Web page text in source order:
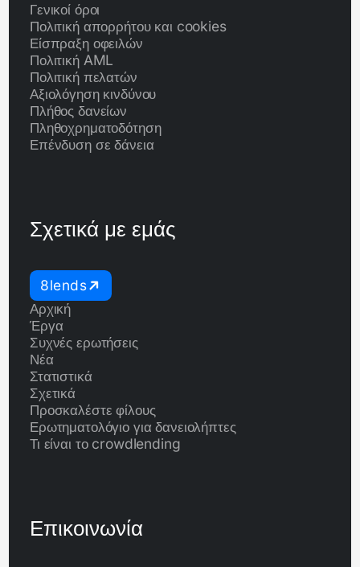
Γενικοί όροι
Πολιτική απορρήτου και cookies
Είσπραξη οφειλών
Πολιτική AML
Πολιτική πελατών
Αξιολόγηση κινδύνου
Πλήθος δανείων
Πληθοχρηματοδότηση
Επένδυση σε δάνεια
Σχετικά με εμάς
8lends
Αρχική
Έργα
Συχνές ερωτήσεις
Νέα
Στατιστικά
Σχετικά
Προσκαλέστε φίλους
Ερωτηματολόγιο για δανειολήπτες
Τι είναι το crowdlending
Επικοινωνία